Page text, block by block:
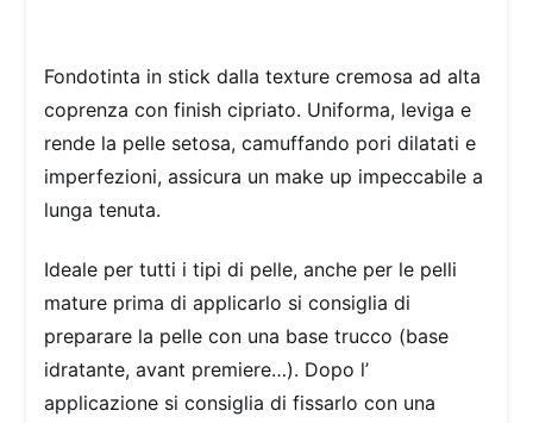
Fondotinta in stick dalla texture cremosa ad alta
coprenza con finish cipriato. Uniforma, leviga e
rende la pelle setosa, camuffando pori dilatati e
imperfezioni, assicura un make up impeccabile a
lunga tenuta.
Ideale per tutti i tipi di pelle, anche per le pelli
mature prima di applicarlo si consiglia di
preparare la pelle con una base trucco (base
idratante, avant premiere…). Dopo l’
applicazione si consiglia di fissarlo con una